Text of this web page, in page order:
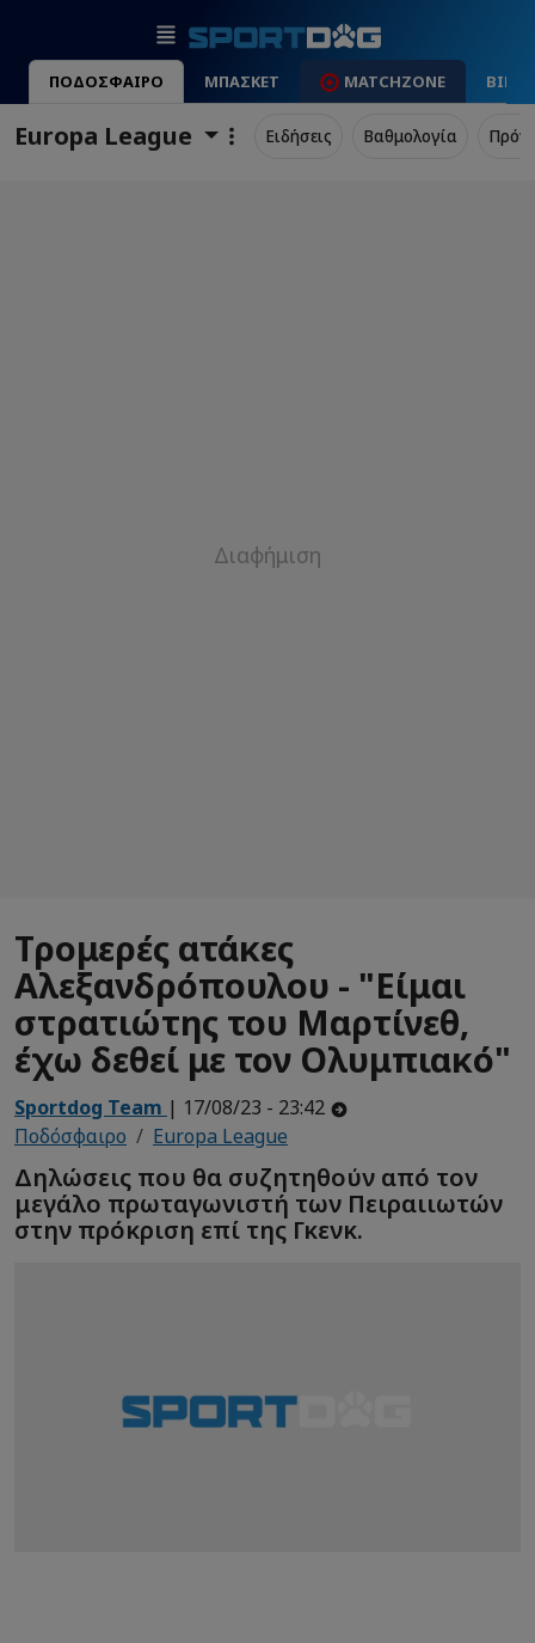
ΠΟΔΟΣΦΑΙΡΟ ΜΠΑΣΚΕΤ MATCHZONE
Europa League Ειδήσεις Βαθμολογία
Τρομερές ατάκες
Αλεξανδρόπουλου - "Είμαι
στρατιώτης του Μαρτίνεθ,
έχω δεθεί με τον Ολυμπιακό"
Sportdog Team | 17/08/23 - 23:42
Ποδόσφαιρο
Europa League
Δηλώσεις που θα συζητηθούν από τον
μεγάλο πρωταγωνιστή των Πειραιιωτών
στην πρόκριση επί της Γκενκ.